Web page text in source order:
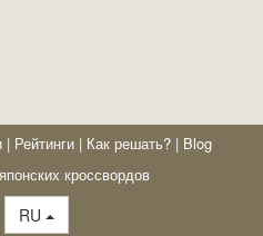
| Рейтинги | Как решать? | Blog
кроссвордов
RU